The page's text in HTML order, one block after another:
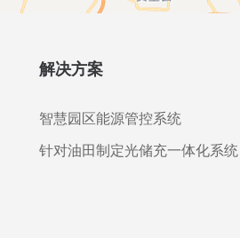
解决方案
智慧园区能源管控系统
针对油田制定光储充一体化系统